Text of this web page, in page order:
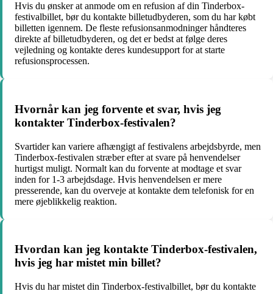
Hvis du ønsker at anmode om en refusion af din Tinderbox-
festivalbillet, bør du kontakte billetudbyderen, som du har købt
billetten igennem. De fleste refusionsanmodninger håndteres
direkte af billetudbyderen, og det er bedst at følge deres
vejledning og kontakte deres kundesupport for at starte
refusionsprocessen.
Hvornår kan jeg forvente et svar, hvis jeg
kontakter Tinderbox-festivalen?
Svartider kan variere afhængigt af festivalens arbejdsbyrde, men
Tinderbox-festivalen stræber efter at svare på henvendelser
hurtigst muligt. Normalt kan du forvente at modtage et svar
inden for 1-3 arbejdsdage. Hvis henvendelsen er mere
presserende, kan du overveje at kontakte dem telefonisk for en
mere øjeblikkelig reaktion.
Hvordan kan jeg kontakte Tinderbox-festivalen,
hvis jeg har mistet min billet?
Hvis du har mistet din Tinderbox-festivalbillet, bør du kontakte